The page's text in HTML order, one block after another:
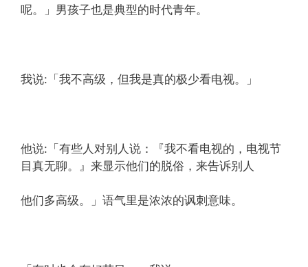
呢。」男孩子也是典型的时代青年。
我说:「我不高级，但我是真的极少看电视。」
他说:「有些人对别人说：『我不看电视的，电视节
目真无聊。』来显示他们的脱俗，来告诉别人
他们多高级。」语气里是浓浓的讽刺意味。